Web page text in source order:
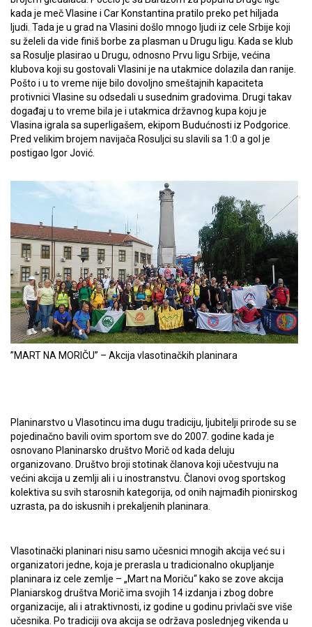
kada je meč Vlasine i Car Konstantina pratilo preko pet hiljada
ljudi. Tada je u grad na Vlasini došlo mnogo ljudi iz cele Srbije koji
su želeli da vide finiš borbe za plasman u Drugu ligu. Kada se klub
sa Rosulje plasirao u Drugu, odnosno Prvu ligu Srbije, većina
klubova koji su gostovali Vlasini je na utakmice dolazila dan ranije.
Pošto i u to vreme nije bilo dovoljno smeštajnih kapaciteta
protivnici Vlasine su odsedali u susednim gradovima. Drugi takav
događaj u to vreme bila je i utakmica državnog kupa koju je
Vlasina igrala sa superligašem, ekipom Budućnosti iz Podgorice.
Pred velikim brojem navijača Rosuljci su slavili sa 1:0 a gol je
postigao Igor Jović.
”MART NA MORIČU” – Akcija vlasotinačkih planinara
Planinarstvo u Vlasotincu ima dugu tradiciju, ljubitelji prirode su se
pojedinačno bavili ovim sportom sve do 2007. godine kada je
osnovano Planinarsko društvo Morič od kada deluju
organizovano. Društvo broji stotinak članova koji učestvuju na
većini akcija u zemlji ali i u inostranstvu. Članovi ovog sportskog
kolektiva su svih starosnih kategorija, od onih najmađih pionirskog
uzrasta, pa do iskusnih i prekaljenih planinara.
Vlasotinački planinari nisu samo učesnici mnogih akcija već su i
organizatori jedne, koja je prerasla u tradicionalno okupljanje
planinara iz cele zemlje – „Mart na Moriču“ kako se zove akcija
Planiarskog društva Morič ima svojih 14 izdanja i zbog dobre
organizacije, ali i atraktivnosti, iz godine u godinu privlači sve više
učesnika. Po tradiciji ova akcija se održava poslednjeg vikenda u